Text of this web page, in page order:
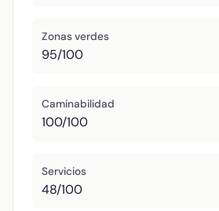
Zonas verdes
95/100
Caminabilidad
100/100
Servicios
48/100